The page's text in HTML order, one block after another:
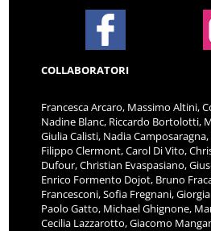
COLLABORATORI
Francesca Arcaro, Massimo Altini,
Nadine Blanc, Riccardo Bortolotti,
Giulia Calisti, Nadia
Filippo Clermont, Carol Di Vito,
Dufour, Christian Evaspasiano,
Enrico Formento Dojot, Bruno
Francesconi, Sofia Fregnani,
Paolo Gatto, Michael Ghignone,
Cecilia Lazzarotto, Giacomo